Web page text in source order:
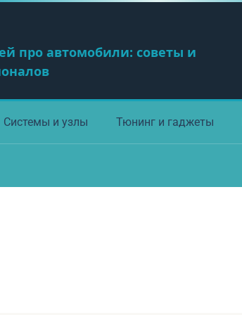
про автомобили: советы и
Системы и узлы Тюнинг и гаджеты